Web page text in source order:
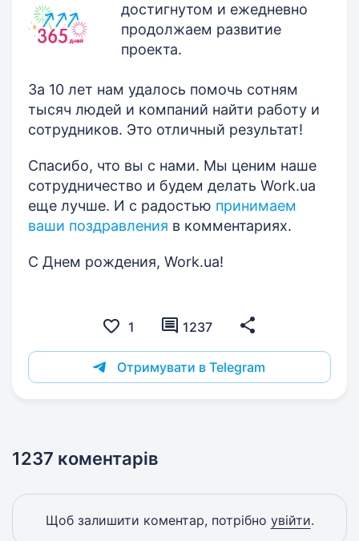
достигнутом и ежедневно
продолжаем развитие
проекта.
За 10 лет нам удалось помочь сотням
тысяч людей и компаний найти работу и
сотрудников. Это отличный результат!
Спасибо, что вы с нами. Мы ценим наше
сотрудничество и будем делать Work.ua
еще лучше. И с радостью принимаем
ваши поздравления в комментариях.
С Днем рождения, Work.ua!
1 1237
Отримувати в Telegram
1237 коментарів
Щоб залишити коментар, потрібно увійти.